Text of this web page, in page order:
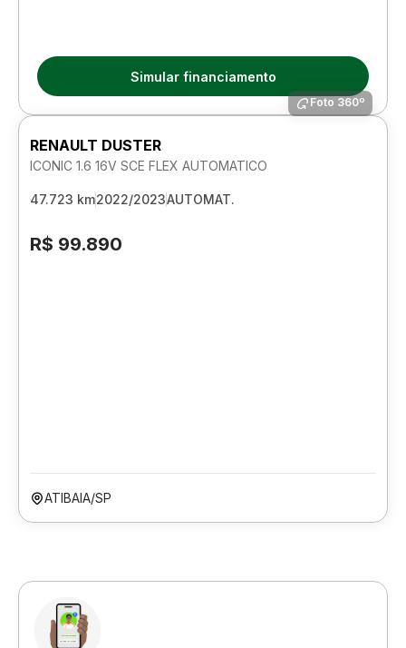
Simular financiamento
Foto 360º
RENAULT DUSTER
ICONIC 1.6 16V SCE FLEX AUTOMATICO
47.723 km2022/2023AUTOMAT.
R$ 99.890
ATIBAIA/SP